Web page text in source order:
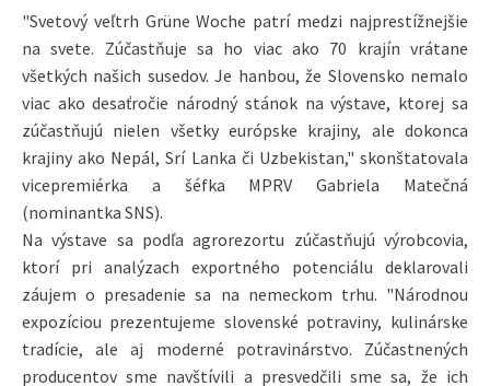
možnosť ochutnať niečo zo Slovenska. Národnú expozíciu
zorganizovalo v rámci podpory exportnej politiky
slovenských potravinárov Ministerstvo pôdohospodárstva
a rozvoja vidieka (MPRV) SR.
"Svetový veľtrh Grüne Woche patrí medzi najprestížnejšie
na svete. Zúčastňuje sa ho viac ako 70 krajín vrátane
všetkých našich susedov. Je hanbou, že Slovensko nemalo
viac ako desaťročie národný stánok na výstave, ktorej sa
zúčastňujú nielen všetky európske krajiny, ale dokonca
krajiny ako Nepál, Srí Lanka či Uzbekistan," skonštatovala
vicepremiérka a šéfka MPRV Gabriela Matečná
(nominantka SNS).
Na výstave sa podľa agrorezortu zúčastňujú výrobcovia,